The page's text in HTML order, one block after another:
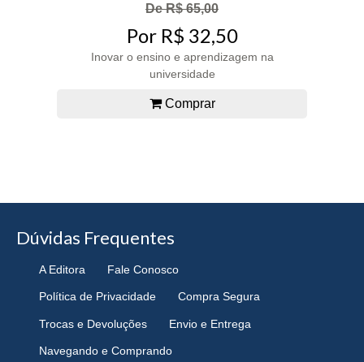
De R$ 65,00
Por R$ 32,50
Inovar o ensino e aprendizagem na
universidade
Comprar
Dúvidas Frequentes
A Editora Fale Conosco
Política de Privacidade Compra Segura
Trocas e Devoluções Envio e Entrega
Navegando e Comprando